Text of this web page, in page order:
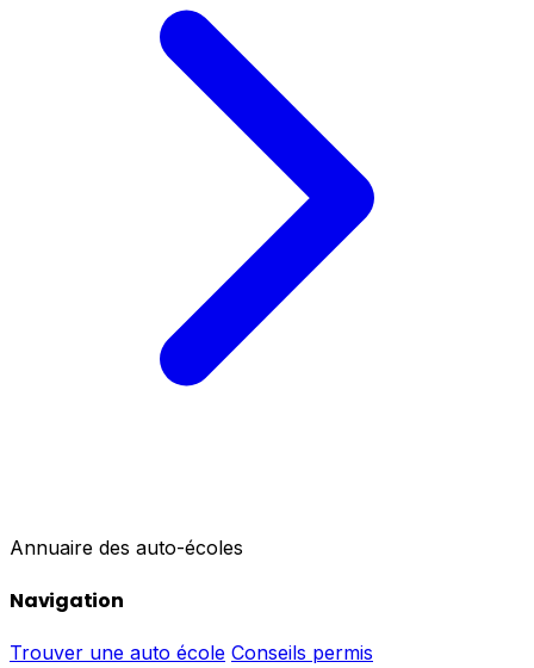
Annuaire des auto-écoles
Navigation
Trouver une auto école Conseils permis